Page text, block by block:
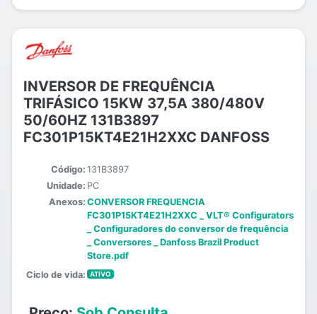
INVERSOR DE FREQUÊNCIA
TRIFÁSICO 15KW 37,5A 380/480V
50/60HZ 131B3897
FC301P15KT4E21H2XXC DANFOSS
Código: 131B3897
Unidade: PC
Anexos: CONVERSOR FREQUENCIA
FC301P15KT4E21H2XXC _ VLT® Configurators
_ Configuradores do conversor de frequência
_ Conversores _ Danfoss Brazil Product
Store.pdf
Ciclo de vida:
ATIVO